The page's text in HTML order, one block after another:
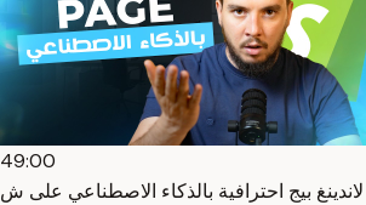
49:00
بيج احترافية بالذكاء الاصطناعي على ش… —